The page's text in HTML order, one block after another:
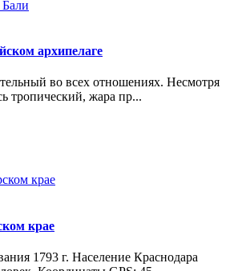
архипелаге
во всех отношениях. Несмотря
тропический, жара пр...
крае
1793 г. Население Краснодара